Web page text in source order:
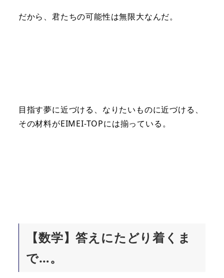
だから、君たちの可能性は無限大なんだ。
目指す夢に近づける、なりたいものに近づける、
その材料がEIMEI-TOPには揃っている。
【数学】答えにたどり着くま
で…。